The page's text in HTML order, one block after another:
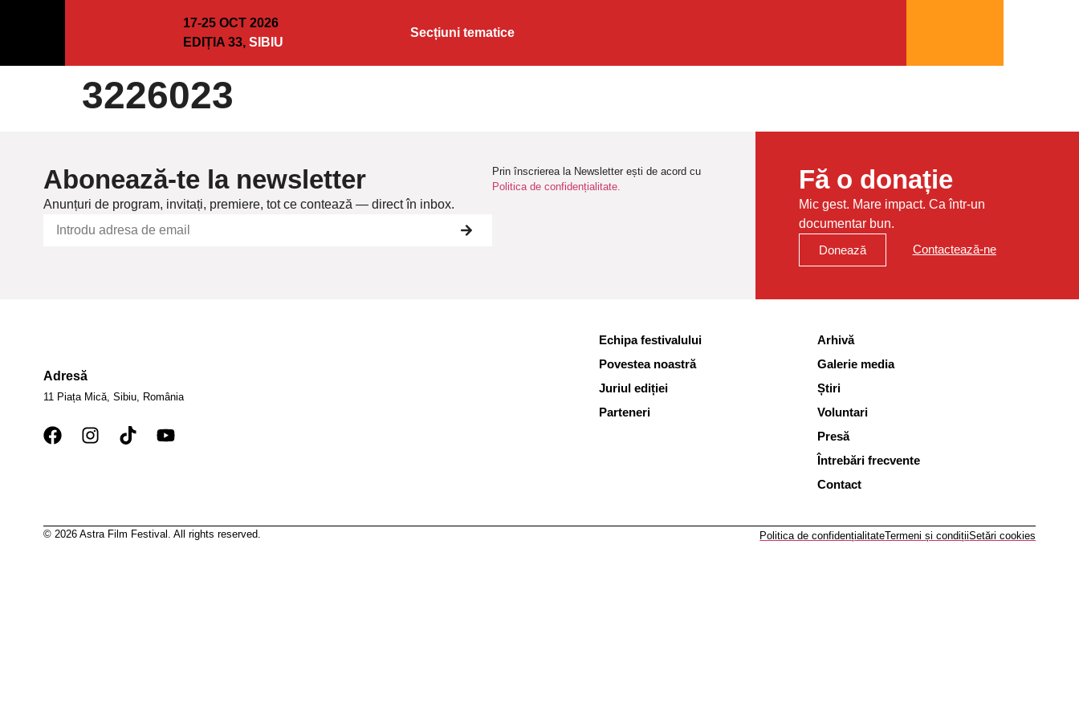
17-25 OCT 2026
EDIȚIA 33,SIBIU
Secțiuni tematice
3226023
Abonează-te la newsletter
Anunțuri de program, invitați, premiere, tot ce contează — direct în inbox.
Prin înscrierea la Newsletter ești de acord cu
Politica de confidențialitate.
Fă o donație
Mic gest. Mare impact. Ca într-un
documentar bun.
Donează
Contactează-ne
Adresă
11 Piața Mică, Sibiu, România
Echipa festivalului
Povestea noastră
Juriul ediției
Parteneri
Arhivă
Galerie media
Știri
Voluntari
Presă
Întrebări frecvente
Contact
© 2026 Astra Film Festival. All rights reserved. Politica de confidențialitateTermeni și condițiiSetări cookies